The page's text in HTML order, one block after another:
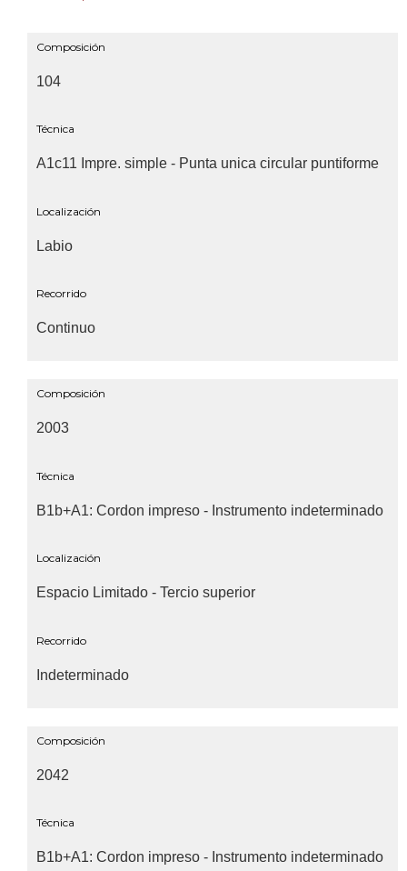
Composición
104
Técnica
A1c11 Impre. simple - Punta unica circular puntiforme
Localización
Labio
Recorrido
Continuo
Composición
2003
Técnica
B1b+A1: Cordon impreso - Instrumento indeterminado
Localización
Espacio Limitado - Tercio superior
Recorrido
Indeterminado
Composición
2042
Técnica
B1b+A1: Cordon impreso - Instrumento indeterminado